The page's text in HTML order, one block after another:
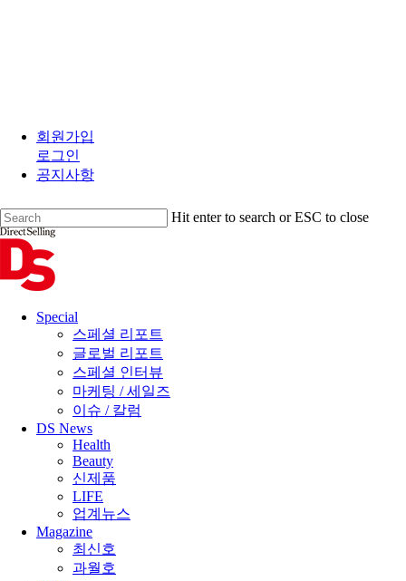
main
content
회원가입
로그인
공지사항
Hit enter to search or ESC to close
Close
Search
search
Menu
Special
스페셜 리포트
글로벌 리포트
스페셜 인터뷰
마케팅 / 세일즈
이슈 / 칼럼
DS News
Health
Beauty
신제품
LIFE
업계뉴스
Magazine
최신호
과월호